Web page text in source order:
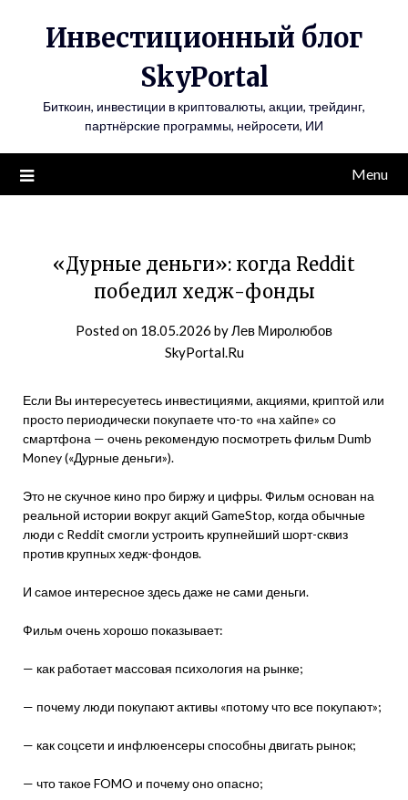
Инвестиционный блог
SkyPortal
Биткоин, инвестиции в криптовалюты, акции, трейдинг,
партнёрские программы, нейросети, ИИ
Menu
«Дурные деньги»: когда Reddit
победил хедж-фонды
Posted on 18.05.2026 byЛев Миролюбов
SkyPortal.Ru
Если Вы интересуетесь инвестициями, акциями, криптой или
просто периодически покупаете что-то «на хайпе» со
смартфона — очень рекомендую посмотреть фильм Dumb
Money («Дурные деньги»).
Это не скучное кино про биржу и цифры. Фильм основан на
реальной истории вокруг акций GameStop, когда обычные
люди с Reddit смогли устроить крупнейший шорт-сквиз
против крупных хедж-фондов.
И самое интересное здесь даже не сами деньги.
Фильм очень хорошо показывает:
— как работает массовая психология на рынке;
— почему люди покупают активы «потому что все покупают»;
— как соцсети и инфлюенсеры способны двигать рынок;
— что такое FOMO и почему оно опасно;